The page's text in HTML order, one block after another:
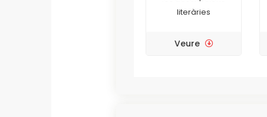
literàries
Veure